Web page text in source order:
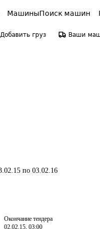
МашиныПоиск машин
Добавить груз Ваши
по 03.02.16
Окончание тендера
02.02.15, 03:00